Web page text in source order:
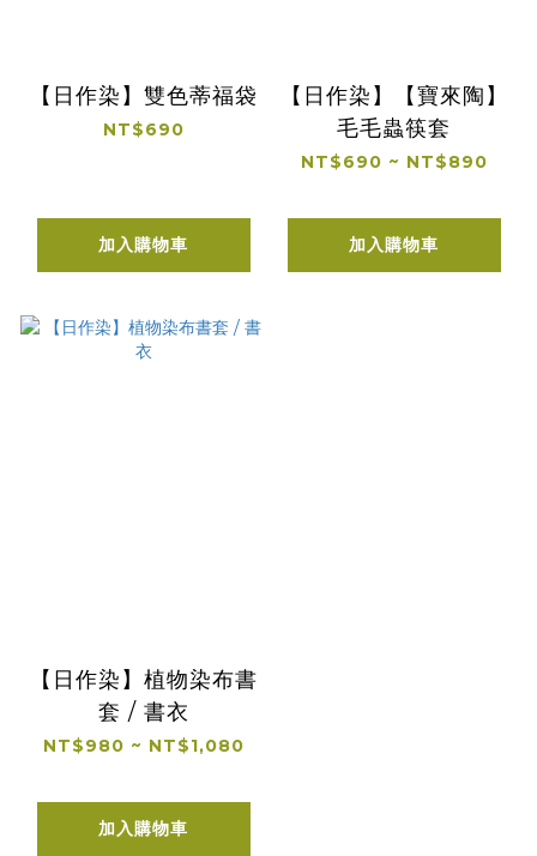
【日作染】雙色蒂福袋
NT$690
加入購物車
【日作染】【寶來陶】
毛毛蟲筷套
NT$690 ~ NT$890
加入購物車
【日作染】植物染布書
套 / 書衣
NT$980 ~ NT$1,080
加入購物車